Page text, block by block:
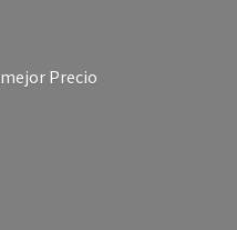
mejor Precio